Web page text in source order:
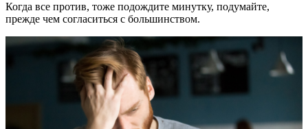
Когда все против, тоже подождите минутку, подумайте,
прежде чем согласиться с большинством.